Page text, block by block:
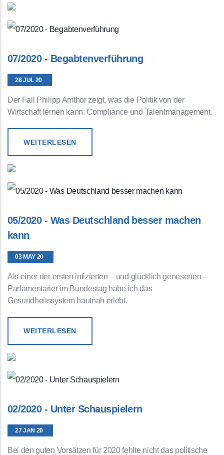
07/2020 - Begabtenverführung
28 JUL 20
Der Fall Philipp Amthor zeigt, was die Politik von der
Wirtschaft lernen kann: Compliance und Talentmanagement.
WEITERLESEN
05/2020 - Was Deutschland besser machen
kann
03 MAY 20
Als einer der ersten infizierten – und glücklich genesenen –
Parlamentarier im Bundestag habe ich das
Gesundheitssystem hautnah erlebt.
WEITERLESEN
02/2020 - Unter Schauspielern
27 JAN 20
Bei den guten Vorsätzen für 2020 fehlte nicht das politische